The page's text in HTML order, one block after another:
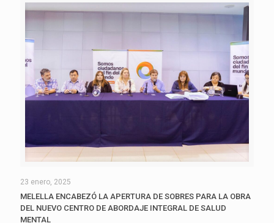
23 enero, 2025
MELELLA ENCABEZÓ LA APERTURA DE SOBRES PARA LA OBRA
DEL NUEVO CENTRO DE ABORDAJE INTEGRAL DE SALUD
MENTAL